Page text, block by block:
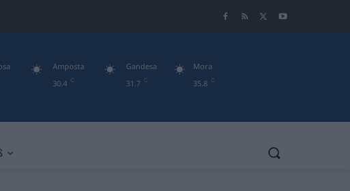
30.4 C
Amposta
31.7 C
Gandesa
35.8 C
Mora